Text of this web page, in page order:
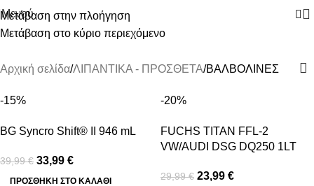
Μετάβαση στην πλοήγηση
Μετάβαση στο κύριο περιεχόμενο
Μενού
ΒΑΛΒΟΛΙΝΕΣ
Αρχική σελίδα ΛΙΠΑΝΤΙΚΑ - ΠΡΟΣΘΕΤΑ ΒΑΛΒΟΛΙΝΕΣ
-15%
BG Syncro Shift® II 946 mL
39,99€ 33,99 €
ΠΡΟΣΘΉΚΗ ΣΤΟ ΚΑΛΆΘΙ
-20%
FUCHS TITAN FFL-2
VW/AUDI DSG DQ250 1LT
29,99€ 23,99 €